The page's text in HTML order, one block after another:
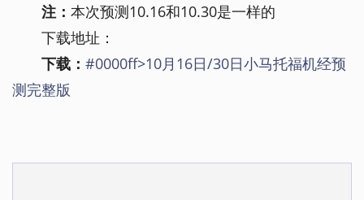
注： 本次预测10.16和10.30是一样的
下载地址：
下载： #0000ff>10月16日/30日小马托福机经预
测完整版